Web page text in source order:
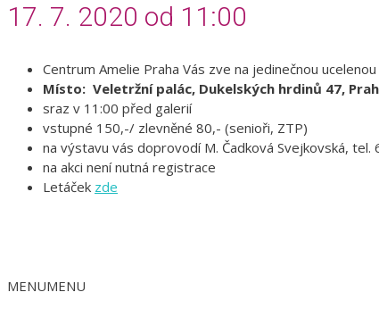
17. 7. 2020 od 11:00
Centrum Amelie Praha Vás zve na jedinečnou
Místo: Veletržní palác, Dukelských hrdinů 47,
sraz v 11:00 před galerií
vstupné 150,-/ zlevněné 80,- (senioři, ZTP)
na výstavu vás doprovodí M. Čadková Svejkovská, tel.
na akci není nutná registrace
Letáček zde
MENUMENU